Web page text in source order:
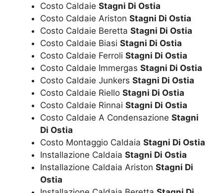
Costo Caldaie Stagni Di Ostia
Costo Caldaie Ariston Stagni Di Ostia
Costo Caldaie Beretta Stagni Di Ostia
Costo Caldaie Biasi Stagni Di Ostia
Costo Caldaie Ferroli Stagni Di Ostia
Costo Caldaie Immergas Stagni Di Ostia
Costo Caldaie Junkers Stagni Di Ostia
Costo Caldaie Riello Stagni Di Ostia
Costo Caldaie Rinnai Stagni Di Ostia
Costo Caldaie A Condensazione Stagni
Di Ostia
Costo Montaggio Caldaia Stagni Di Ostia
Installazione Caldaia Stagni Di Ostia
Installazione Caldaia Ariston Stagni Di
Ostia